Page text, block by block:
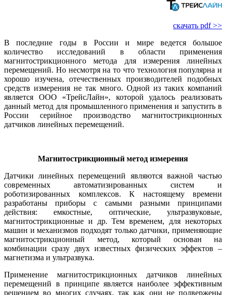
скачать pdf >>
В последние годы в России и ми­ре ведется большое
количество исследований в области применения
магнитострикционного метода для измерения линейных
перемещений. Но несмотря на то что технология популярна и
хорошо изучена, отечественных производителей подобных
средств измерения не так много. Одной из таких компаний
является ООО «ТрейсЛайн», которой удалось реализовать
данный метод для промышленного применения и запустить в
России серийное производство магнитострикционных
датчиков линейных перемещений.
Магнитострикционный метод измерения
Датчики линейных перемещений являются важной частью
современных автоматизированных систем и
роботизированных комплексов. К настоящему времени
разработаны приборы с самыми разными принципами
действия: емкостные, оптические, ультразвуковые,
магнитострикционные и др. Тем временем, для некоторых
машин и механизмов подходят только датчики, применяющие
магнитострикционный метод, который основан на
комбинации сразу двух известных физических эффектов –
магнетизма и ультразвука.
Применение магнитострикционных датчиков линейных
перемещений в принципе является наиболее эффективным
решением во многих случаях, так как они не подвержены